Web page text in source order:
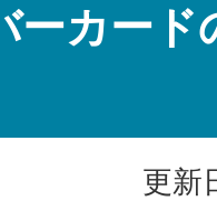
ーカード
更新